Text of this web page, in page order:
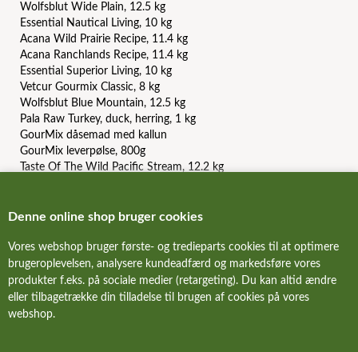
Denne online shop bruger cookies
Vores webshop bruger første- og tredieparts cookies til at optimere
brugeroplevelsen, analysere kundeadfærd og markedsføre vores
produkter f.eks. på sociale medier (retargeting). Du kan altid ændre
eller tilbagetrække din tilladelse til brugen af cookies på vores
webshop.
Wolfsblut Wide Plain, 12.5 kg
Essential Nautical Living, 10 kg
Acana Wild Prairie Recipe, 11.4 kg
Acana Ranchlands Recipe, 11.4 kg
Essential Superior Living, 10 kg
Vetcur Gourmix Classic, 8 kg
Wolfsblut Blue Mountain, 12.5 kg
Pala Raw Turkey, duck, herring, 1 kg
GourMix dåsemad med kallun
GourMix leverpølse, 800g
Taste Of The Wild Pacific Stream, 12.2 kg
Acana Light And Fit Recipe, 11.4 kg
Essential The Beginning Paté
FORSIDE